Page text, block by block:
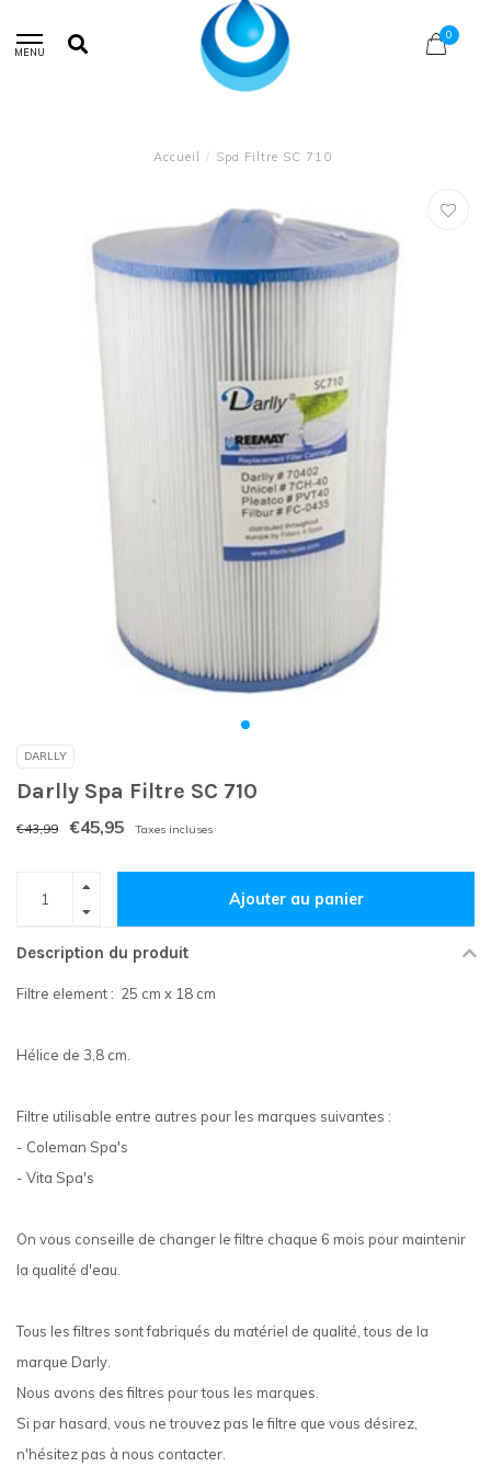
MENU
0
Accueil / Spa Filtre SC 710
DARLLY
Darlly Spa Filtre SC 710
€43,99 €45,95 Taxes incluses
Ajouter au panier
Description du produit
Filtre element : 25 cm x 18 cm
Hélice de 3,8 cm.
Filtre utilisable entre autres pour les marques suivantes :
- Coleman Spa's
- Vita Spa's
On vous conseille de changer le filtre chaque 6 mois pour maintenir
la qualité d'eau.
Tous les filtres sont fabriqués du matériel de qualité, tous de la
marque Darly.
Nous avons des filtres pour tous les marques.
Si par hasard, vous ne trouvez pas le filtre que vous désirez,
n'hésitez pas à nous contacter.